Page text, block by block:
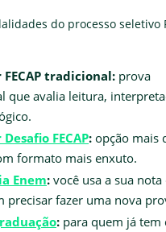
do processo seletivo
tradicional: prova
que avalia leitura,
FECAP: opção mais
formato mais enxuto.
Enem: você usa a sua nota
precisar fazer uma nova
: para quem já tem